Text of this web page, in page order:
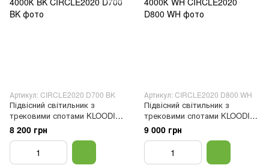
Артикул: CIRCLE2020 D700 BK
Підвісний світильник з
трековими спотами KLOODI
CIRCLE2020 D700 54W 4000К
BK
8 200 грн
Артикул: CIRCLE2020 D800 WH
Підвісний світильник з
трековими спотами KLOODI
CIRCLE2020 D800 60W 4000К
WH
9 000 грн